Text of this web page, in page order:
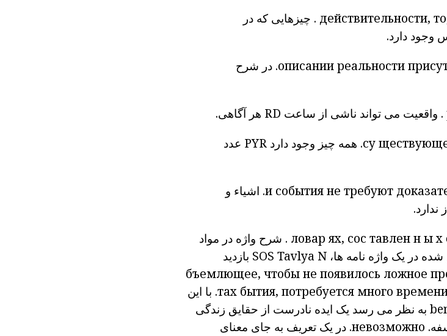
действительности,
. چیزهایی که در
وجود دارد.
описании реальности در شرح
. واقعیت می تواند ناشی از ساعت RD هرآگاهی.
су همه چیز وجود دارد PYR عدد
и события не требуют اشیاء و
ندارد.
ловарях, сос тавленных
. شرح واژه در مواد
در یک واژه نامه ها، SOS Tavlya N
بازدید
бъемлющее, чтобы не появилось ложное
тах бытия, потребуется много
با این
به نظر می رسد یک ایده نادرست از حقایق زندگی
невозможно. در یک تعریف به جای معنای